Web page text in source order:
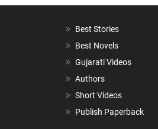
Best Stories
Best Novels
Gujarati Videos
Authors
Short Videos
Publish Paperback